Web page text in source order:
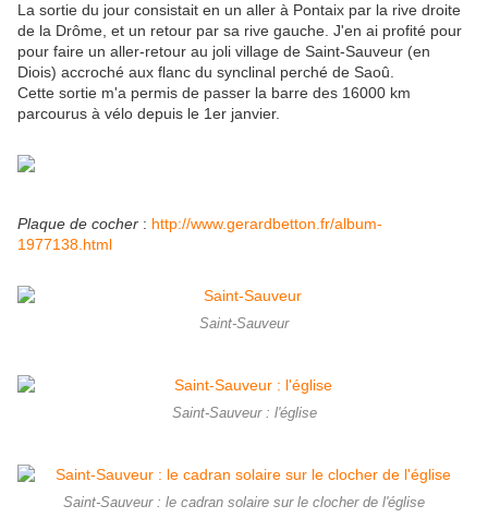
La sortie du jour consistait en un aller à Pontaix par la rive droite
de la Drôme, et un retour par sa rive gauche. J'en ai profité pour
pour faire un aller-retour au joli village de Saint-Sauveur (en
Diois) accroché aux flanc du synclinal perché de Saoû.
Cette sortie m'a permis de passer la barre des 16000 km
parcourus à vélo depuis le 1er janvier.
Plaque de cocher : http://www.gerardbetton.fr/album-
1977138.html
Saint-Sauveur
Saint-Sauveur : l'église
Saint-Sauveur : le cadran solaire sur le clocher de l'église